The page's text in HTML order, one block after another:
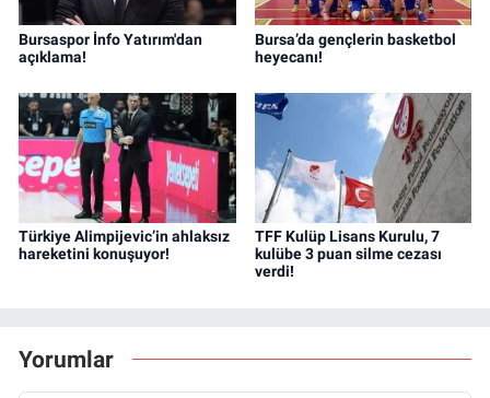
Bursaspor İnfo Yatırım'dan
açıklama!
Bursa’da gençlerin basketbol
heyecanı!
Türkiye Alimpijevic’in ahlaksız
hareketini konuşuyor!
TFF Kulüp Lisans Kurulu, 7
kulübe 3 puan silme cezası
verdi!
Yorumlar